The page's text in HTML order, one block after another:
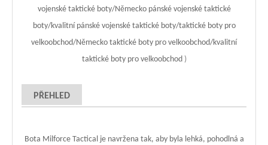
vojenské taktické boty/Německo pánské vojenské taktické
boty/kvalitní pánské vojenské taktické boty/taktické boty pro
velkoobchod/Německo taktické boty pro velkoobchod/kvalitní
taktické boty pro velkoobchod )
PŘEHLED
Bota Milforce Tactical je navržena tak, aby byla lehká, pohodlná a